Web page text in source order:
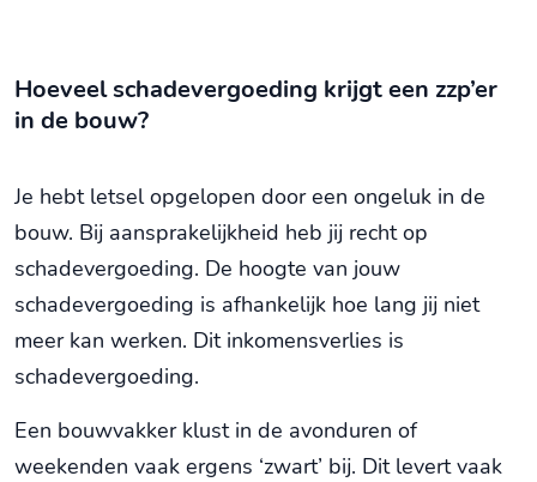
Hoeveel schadevergoeding krijgt een zzp’er
in de bouw?
Je hebt letsel opgelopen door een ongeluk in de
bouw. Bij aansprakelijkheid heb jij recht op
schadevergoeding. De hoogte van jouw
schadevergoeding is afhankelijk hoe lang jij niet
meer kan werken. Dit inkomensverlies is
schadevergoeding.
Een bouwvakker klust in de avonduren of
weekenden vaak ergens ‘zwart’ bij. Dit levert vaak